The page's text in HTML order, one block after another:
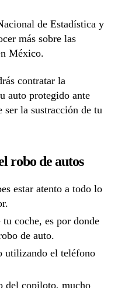
de Estadística y
más sobre las
México.
contratar la
auto protegido ante
ser la sustracción de tu
robo de autos
estar atento a todo lo
coche, es por donde
de auto.
utilizando el teléfono
del copiloto, mucho